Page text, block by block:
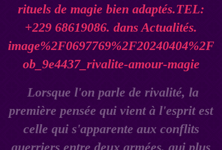
Lorsque l'on parle de rivalité, la
première pensée qui vient à l'esprit est
celle qui s'apparente aux conflits